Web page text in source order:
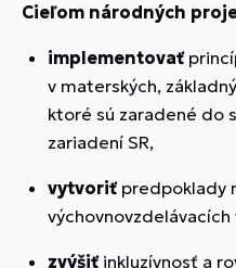
Cieľom národných
implementovať
v materských,
ktoré sú zaradené do
zariadení SR,
vytvoriťpredpoklady
zvýšiťinkluzívnosť a